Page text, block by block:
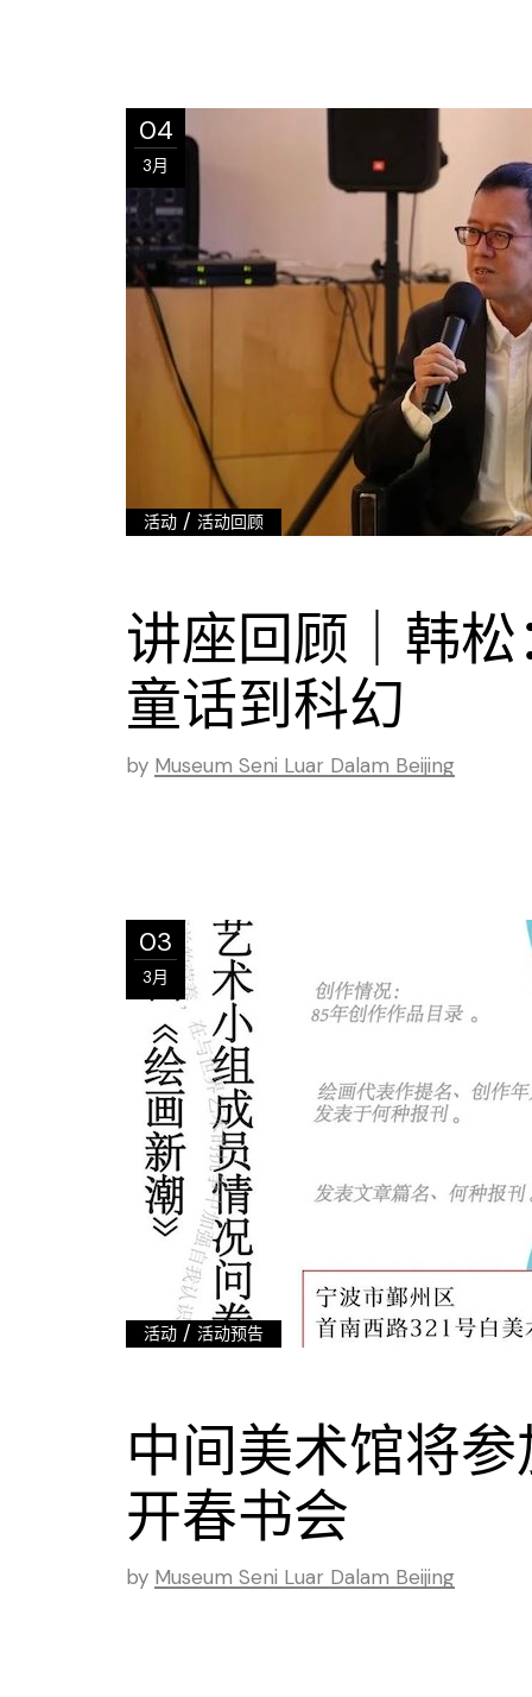
04
3月
活动 / 活动回顾
讲座回顾｜韩
童话到科幻
by Museum Seni Luar Dalam Beijing
03
3月
活动 / 活动预告
中间美术馆将
开春书会
by Museum Seni Luar Dalam Beijing